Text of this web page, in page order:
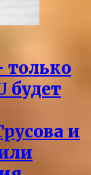
только
будет
и